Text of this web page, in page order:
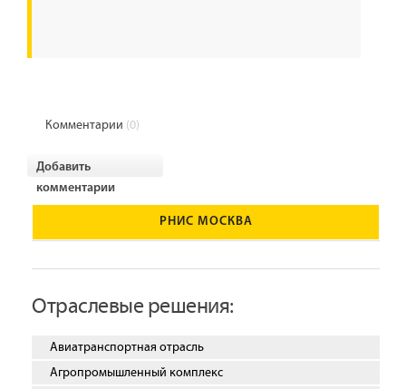
Комментарии (0)
Добавить
комментарии
РНИС МОСКВА
Отраслевые решения:
Авиатранспортная отрасль
Агропромышленный комплекс